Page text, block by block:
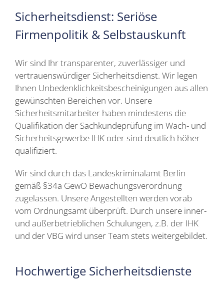
Sicherheitsdienst: Seriöse
Firmenpolitik & Selbstauskunft
Wir sind Ihr transparenter, zuverlässiger und
vertrauenswürdiger Sicherheitsdienst. Wir legen
Ihnen Unbedenklichkeitsbescheinigungen aus allen
gewünschten Bereichen vor. Unsere
Sicherheitsmitarbeiter haben mindestens die
Qualifikation der Sachkundeprüfung im Wach- und
Sicherheitsgewerbe IHK oder sind deutlich höher
qualifiziert.
Wir sind durch das Landeskriminalamt Berlin
gemäß §34a GewO Bewachungsverordnung
zugelassen. Unsere Angestellten werden vorab
vom Ordnungsamt überprüft. Durch unsere inner-
und außerbetrieblichen Schulungen, z.B. der IHK
und der VBG wird unser Team stets weitergebildet.
Hochwertige Sicherheitsdienste